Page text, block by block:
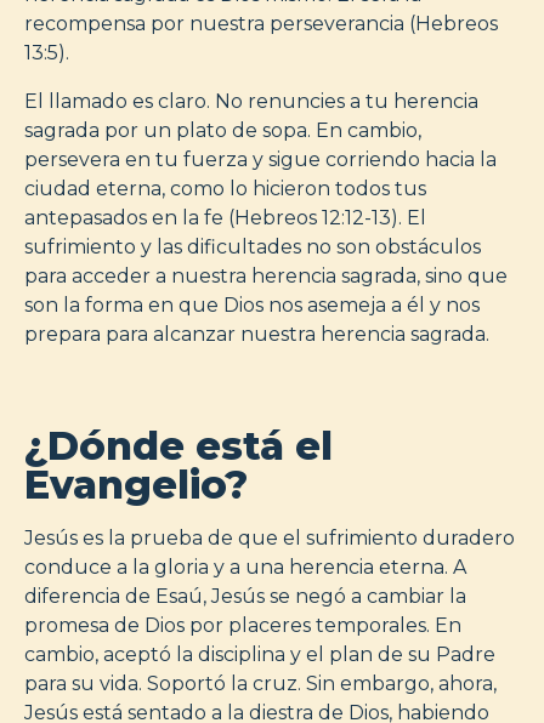
recompensa por nuestra perseverancia (Hebreos
13:5).
El llamado es claro. No renuncies a tu herencia
sagrada por un plato de sopa. En cambio,
persevera en tu fuerza y sigue corriendo hacia la
ciudad eterna, como lo hicieron todos tus
antepasados en la fe (Hebreos 12:12-13). El
sufrimiento y las dificultades no son obstáculos
para acceder a nuestra herencia sagrada, sino que
son la forma en que Dios nos asemeja a él y nos
prepara para alcanzar nuestra herencia sagrada.
¿Dónde está el
Evangelio?
Jesús es la prueba de que el sufrimiento duradero
conduce a la gloria y a una herencia eterna. A
diferencia de Esaú, Jesús se negó a cambiar la
promesa de Dios por placeres temporales. En
cambio, aceptó la disciplina y el plan de su Padre
para su vida. Soportó la cruz. Sin embargo, ahora,
Jesús está sentado a la diestra de Dios, habiendo